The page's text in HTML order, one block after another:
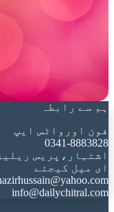
ہم سے رابطہ
فون اورواٹس ایپ
0341-8883828
اشتہار،پریس
ای میل کیجئے
info@dailychitral.com